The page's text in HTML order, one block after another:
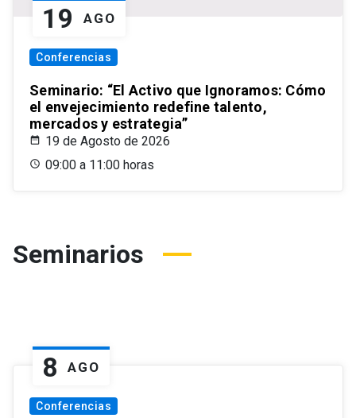
19 AGO
Conferencias
Seminario: “El Activo que Ignoramos: Cómo
el envejecimiento redefine talento,
mercados y estrategia”
19 de Agosto de 2026
09:00 a 11:00 horas
Seminarios
8 AGO
Conferencias